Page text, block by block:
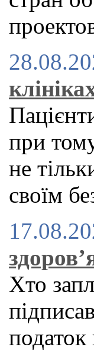
при
не
своїм
Хто